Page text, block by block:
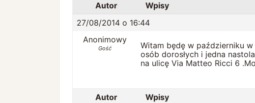
Autor
Wpisy
27/08/2014 o 16:44
Anonimowy
Gość
Witam będę w październiku
osób dorosłych i jedna
na ulicę Via Matteo Ricci 6
Autor Wpisy